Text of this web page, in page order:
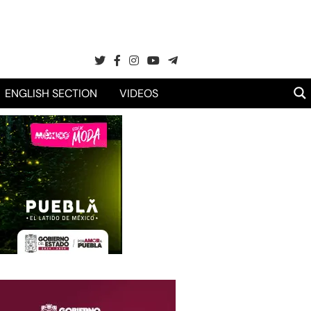
ENGLISH SECTION VIDEOS